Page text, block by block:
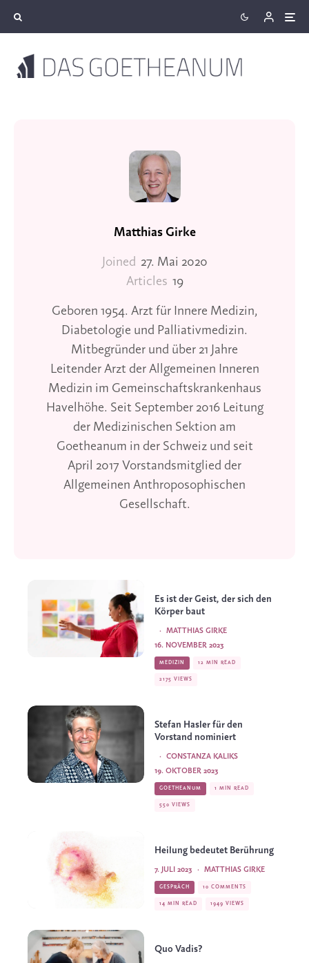
Matthias Girke
Joined 27. Mai 2020
Articles 19
Geboren 1954. Arzt für Innere Medizin,
Diabetologie und Palliativmedizin.
Mitbegründer und über 21 Jahre
Leitender Arzt der Allgemeinen Inneren
Medizin im Gemeinschaftskrankenhaus
Havelhöhe. Seit September 2016 Leitung
der Medizinischen Sektion am
Goetheanum in der Schweiz und seit
April 2017 Vorstandsmitglied der
Allgemeinen Anthroposophischen
Gesellschaft.
Es ist der Geist, der sich den
Körper baut
MATTHIAS GIRKE
·
16. NOVEMBER 2023
MEDIZIN 12 MIN READ
2175 VIEWS
Stefan Hasler für den
Vorstand nominiert
CONSTANZA KALIKS
·
19. OKTOBER 2023
GOETHEANUM 1 MIN READ
550 VIEWS
Heilung bedeutet Berührung
MATTHIAS GIRKE
·
7. JULI 2023
GESPRÄCH 10 COMMENTS
14 MIN READ 1949 VIEWS
Quo Vadis?